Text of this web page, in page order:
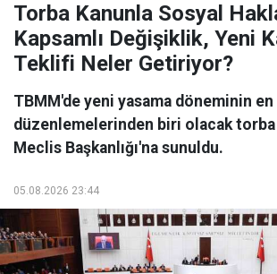
Torba Kanunla Sosyal
Kapsamlı Değişiklik, Yeni
Teklifi Neler Getiriyor?
TBMM'de yeni yasama döneminin
düzenlemelerinden biri olacak
Meclis Başkanlığı'na sunuldu.
05.08.2026 23:44